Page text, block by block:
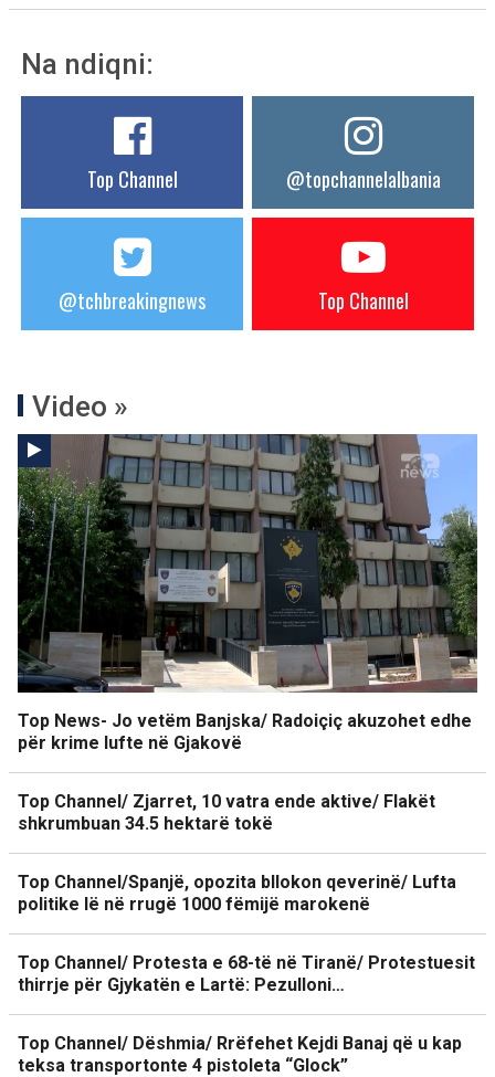
Na ndiqni:
Top Channel @topchannelalbania
@tchbreakingnews Top Channel
Video »
Top News- Jo vetëm Banjska/ Radoiçiç akuzohet edhe
për krime lufte në Gjakovë
Top Channel/ Zjarret, 10 vatra ende aktive/ Flakët
shkrumbuan 34.5 hektarë tokë
Top Channel/Spanjë, opozita bllokon qeverinë/ Lufta
politike lë në rrugë 1000 fëmijë marokenë
Top Channel/ Protesta e 68-të në Tiranë/ Protestuesit
thirrje për Gjykatën e Lartë: Pezulloni…
Top Channel/ Dëshmia/ Rrëfehet Kejdi Banaj që u kap
teksa transportonte 4 pistoleta “Glock”